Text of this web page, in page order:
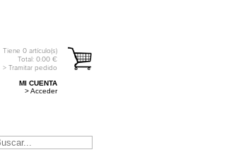
Tiene 0 artículo(s)
Total: 0.00 €
> Tramitar pedido
MI CUENTA
> Acceder